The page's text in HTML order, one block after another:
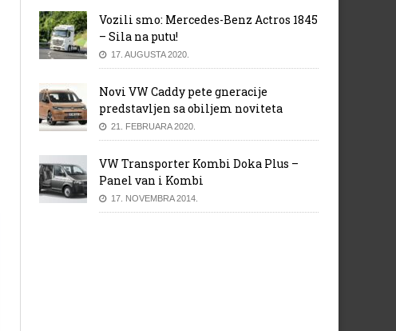
Vozili smo: Mercedes-Benz Actros 1845
– Sila na putu!
17. AUGUSTA 2020.
Novi VW Caddy pete gneracije
predstavljen sa obiljem noviteta
21. FEBRUARA 2020.
VW Transporter Kombi Doka Plus –
Panel van i Kombi
17. NOVEMBRA 2014.